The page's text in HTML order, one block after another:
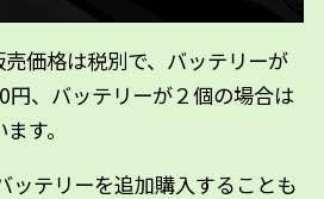
売価格は税別で、バッテリーが
円、バッテリーが２個の場合は
す。
ッテリーを追加購入することも